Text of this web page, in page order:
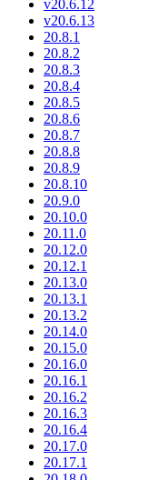
v20.6.12
v20.6.13
20.8.1
20.8.2
20.8.3
20.8.4
20.8.5
20.8.6
20.8.7
20.8.8
20.8.9
20.8.10
20.9.0
20.10.0
20.11.0
20.12.0
20.12.1
20.13.0
20.13.1
20.13.2
20.14.0
20.15.0
20.16.0
20.16.1
20.16.2
20.16.3
20.16.4
20.17.0
20.17.1